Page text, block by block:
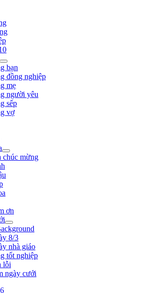
bạn
đồng nghiệp
mẹ
người yêu
sếp
vợ
chúc mừng
ơn
8/3
nhà giáo
tốt nghiệp
lỗi
ngày cưới